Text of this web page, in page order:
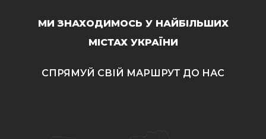
МИ ЗНАХОДИМОСЬ У НАЙБІЛЬШИХ
МІСТАХ УКРАЇНИ
СПРЯМУЙ СВІЙ МАРШРУТ ДО НАС